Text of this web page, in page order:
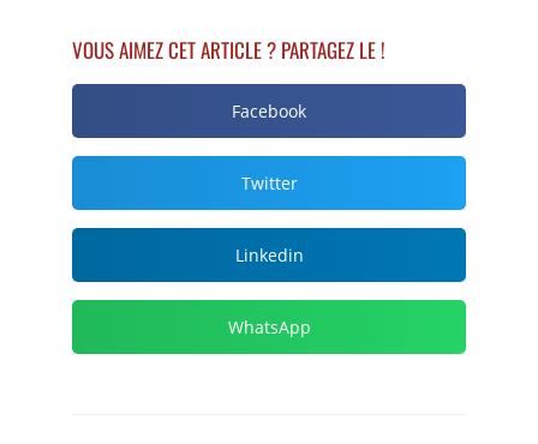
VOUS AIMEZ CET ARTICLE ? PARTAGEZ LE !
Facebook
Twitter
Linkedin
WhatsApp